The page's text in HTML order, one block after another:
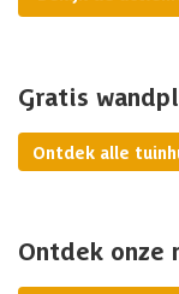
Gratis
Ontdek alle
Ontdek onze